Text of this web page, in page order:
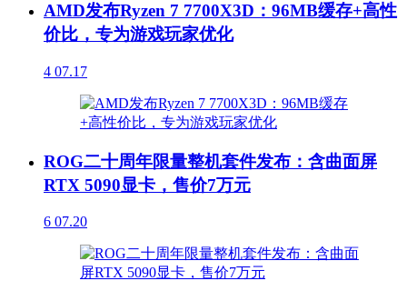
AMD发布Ryzen 7 7700X3D：96MB缓存+高性
价比，专为游戏玩家优化
4 07.17
ROG二十周年限量整机套件发布：含曲面屏
RTX 5090显卡，售价7万元
6 07.20